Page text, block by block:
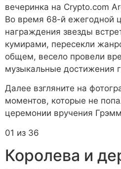
вечеринка на Crypto.com
Во время 68-й ежегодной
награждения звезды
кумирами, пересекли
общем, весело провели
музыкальные достижения
Далее взгляните на
моментов, которые не
церемонии вручения
01 из 36
Королева и